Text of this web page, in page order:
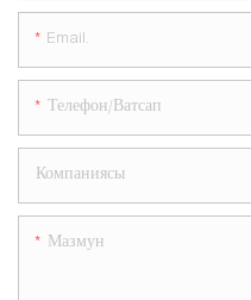
Email.
Телефон/ватсап
Компаниясы
Мазмун